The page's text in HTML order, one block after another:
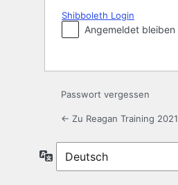
Shibboleth Login
Angemeldet bleiben
Passwort vergessen
← Zu Reagan Training 2021
Sprache